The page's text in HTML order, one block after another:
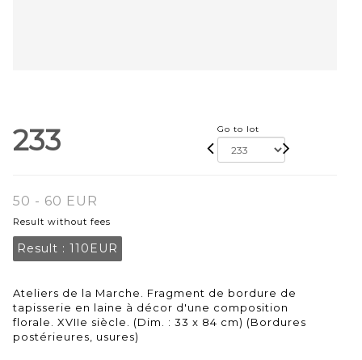
233 Go to lot
50 - 60 EUR
Result without fees
Result : 110EUR
Ateliers de la Marche. Fragment de bordure de
tapisserie en laine à décor d'une composition
florale. XVIIe siècle. (Dim. : 33 x 84 cm) (Bordures
postérieures, usures)